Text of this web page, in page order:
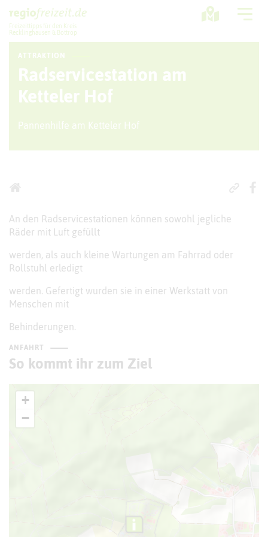
Freizeittipps für den Kreis
Recklinghausen & Bottrop
Sport + Bewegung
Aktuelles
Freizeitregion
ATTRAKTION
Radservicestation am
Ketteler Hof
Pannenhilfe am Ketteler Hof
An den Radservicestationen können sowohl jegliche
Räder mit Luft gefüllt
werden, als auch kleine Wartungen am Fahrrad oder
Rollstuhl erledigt
werden. Gefertigt wurden sie in einer Werkstatt von
Menschen mit
Behinderungen.
ANFAHRT
So kommt ihr zum Ziel
+
−